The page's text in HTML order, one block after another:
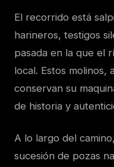
El recorrido está
harineros, testigos
pasada en la que el
local. Estos molinos,
conservan su
de historia y
A lo largo del
sucesión de pozas